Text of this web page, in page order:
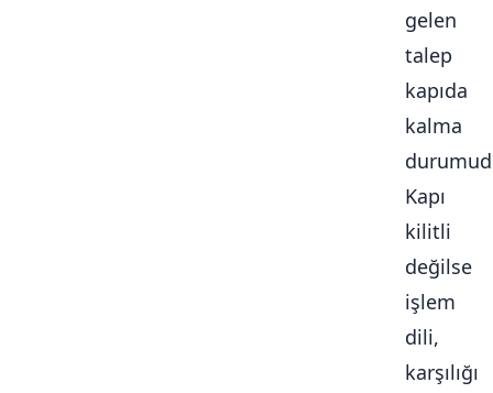
gelen
talep
kapıda
kalma
Kapı
kilitli
değilse
işlem
dili,
karşılığı